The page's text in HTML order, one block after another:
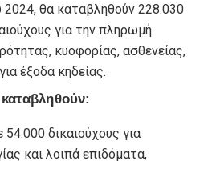
2024, θα καταβληθούν 228.030
για την πληρωμή
κυοφορίας, ασθενείας,
έξοδα κηδείας.
δικαιούχους για
και λοιπά επιδόματα,